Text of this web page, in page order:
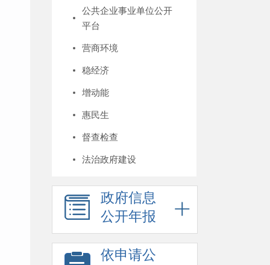
公共企业事业单位公开
平台
营商环境
稳经济
增动能
惠民生
督查检查
法治政府建设
政府信息
公开年报
依申请公